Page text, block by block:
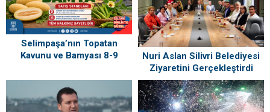
Selimpaşa’nın Topatan
Kavunu ve Bamyası 8-9
Buluşuyor
Nuri Aslan Silivri Belediyesi
Ziyaretini Gerçekleştirdi